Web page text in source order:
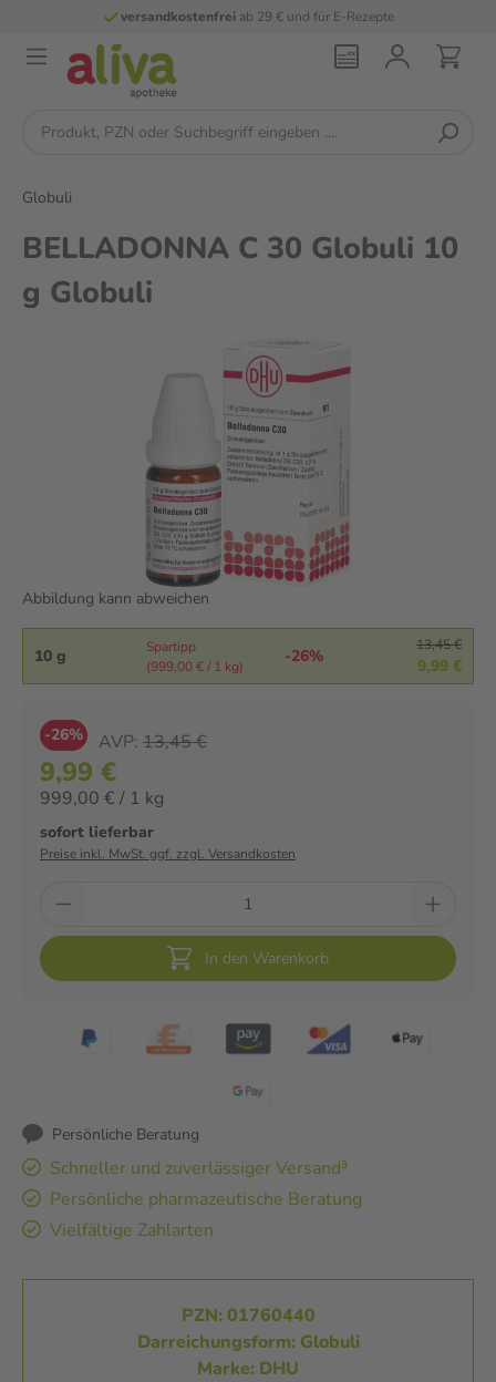
versandkostenfreiab 29 € und für E-Rezepte
Globuli
BELLADONNA C 30 Globuli 10
g Globuli
Abbildung kann abweichen
10 g
Spartipp
(999,00 € / 1 kg)
-26%
13,45 €
9,99 €
-26% AVP: 13,45 €
9,99 €
999,00 € / 1 kg
sofort lieferbar
Preise inkl. MwSt. ggf. zzgl. Versandkosten
In den Warenkorb
Persönliche Beratung
Schneller und zuverlässiger Versand³
Persönliche pharmazeutische Beratung
Vielfältige Zahlarten
PZN: 01760440
Darreichungsform: Globuli
Marke: DHU